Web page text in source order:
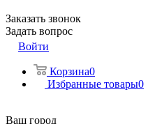
Заказать звонок
Задать вопрос
Войти
Корзина0
Избранные товары0
Ваш город